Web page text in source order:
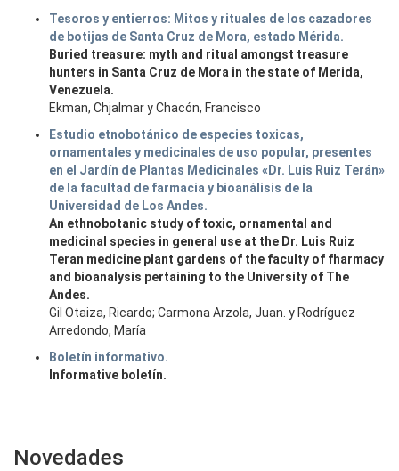
Tesoros y entierros: Mitos y rituales de los cazadores
de botijas de Santa Cruz de Mora, estado Mérida.
Buried treasure: myth and ritual amongst treasure
hunters in Santa Cruz de Mora in the state of Merida,
Venezuela.
Ekman, Chjalmar y Chacón, Francisco
Estudio etnobotánico de especies toxicas,
ornamentales y medicinales de uso popular, presentes
en el Jardín de Plantas Medicinales «Dr. Luis Ruiz Terán»
de la facultad de farmacia y bioanálisis de la
Universidad de Los Andes.
An ethnobotanic study of toxic, ornamental and
medicinal species in general use at the Dr. Luis Ruiz
Teran medicine plant gardens of the faculty of fharmacy
and bioanalysis pertaining to the University of The
Andes.
Gil Otaiza, Ricardo; Carmona Arzola, Juan. y Rodríguez
Arredondo, María
Boletín informativo.
Informative boletín.
Novedades